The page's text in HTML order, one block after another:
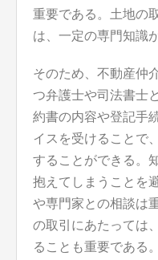
重要である。土地の
は、一定の専門知識
そのため、不動産仲
つ弁護士や司法書士
約書の内容や登記手
イスを受けることで
することができる。
抱えてしまうことを
や専門家との相談は
の取引にあたっては
ることも重要である